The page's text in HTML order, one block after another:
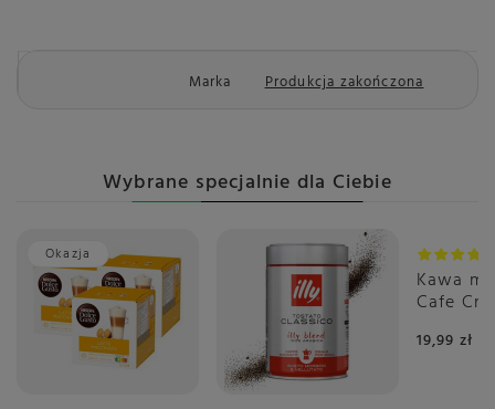
Marka Produkcja zakończona
Wybrane specjalnie dla Ciebie
Okazja
Kawa
Cafe
19,99 zł